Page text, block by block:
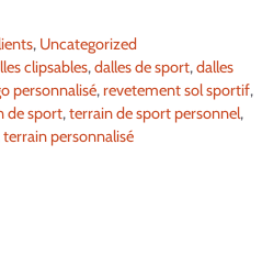
, Uncategorized
clipsables,dalles de sport,dalles
personnalisé,revetement sol sportif,
de sport,terrain de sport personnel,
terrain personnalisé